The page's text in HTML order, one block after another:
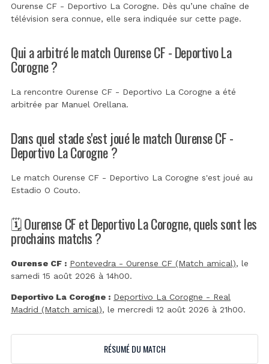
Ourense CF - Deportivo La Corogne. Dès qu’une chaîne de
télévision sera connue, elle sera indiquée sur cette page.
Qui a arbitré le match Ourense CF - Deportivo La
Corogne ?
La rencontre Ourense CF - Deportivo La Corogne a été
arbitrée par Manuel Orellana.
Dans quel stade s'est joué le match Ourense CF -
Deportivo La Corogne ?
Le match Ourense CF - Deportivo La Corogne s'est joué au
Estadio O Couto.
🗓️ Ourense CF et Deportivo La Corogne, quels sont les
prochains matchs ?
Ourense CF : Pontevedra - Ourense CF (Match amical), le
samedi 15 août 2026 à 14h00.
Deportivo La Corogne : Deportivo La Corogne - Real
Madrid (Match amical), le mercredi 12 août 2026 à 21h00.
RÉSUMÉ DU MATCH